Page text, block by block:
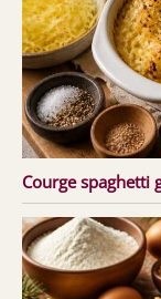
Courge spaghetti